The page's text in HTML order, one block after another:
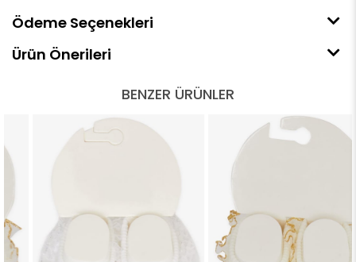
Ödeme Seçenekleri
Ürün Önerileri
BENZER ÜRÜNLER